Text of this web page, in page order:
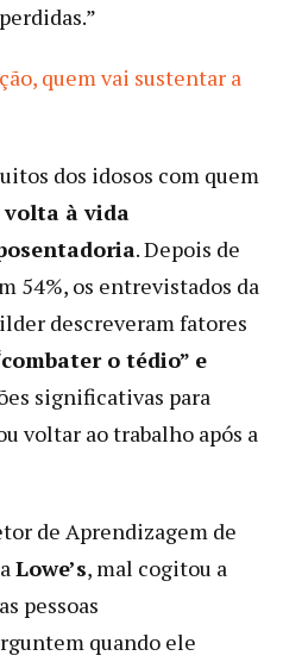
quem vai sustentar a
dos idosos com quem
volta à vida
. Depois de
54%, os entrevistados da
descreveram fatores
o tédio” e
significativas para
voltar ao trabalho após a
de Aprendizagem de
Lowe’s, mal cogitou a
pessoas
quando ele